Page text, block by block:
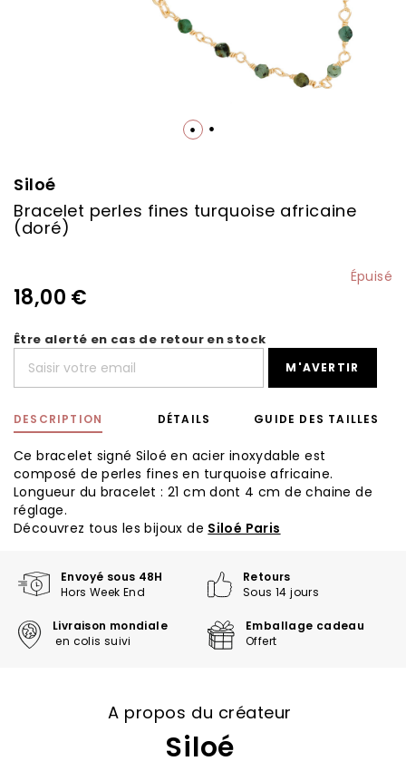
Siloé
Bracelet perles fines turquoise africaine
(doré)
Épuisé
18,00 €
Être alerté en cas de retour en stock
M'AVERTIR
DESCRIPTION
Ce bracelet signé Siloé en acier inoxydable est
composé de perles fines en turquoise africaine.
Longueur du bracelet : 21 cm dont 4 cm de chaine de
réglage.
Découvrez tous les bijoux de Siloé Paris
DÉTAILS GUIDE DES TAILLES
the
beginning
of
the
Envoyé sous 48H
Hors Week End
Retours
Sous 14 jours
Livraison mondiale
en colis suivi
Emballage cadeau
Offert
A propos du créateur
Siloé